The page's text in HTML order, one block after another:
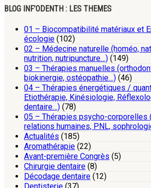
BLOG INF’ODENTH : LES THEMES
01 – Biocompatibilité matériaux et
écologie (102)
02 – Médecine naturelle (homéo,
nutrition, nutripuncture…) (149)
03 – Thérapies manuelles
biokinergie, ostéopathie…) (46)
04 – Thérapies énergétiques /
Etiothérapie, Kinésiologie,
dentaire…) (78)
05 – Thérapies psycho-corporelles
relations humaines, PNL,
Actualités (185)
Aromathérapie (22)
Avant-première Congrès (5)
Chirurgie dentaire (8)
Décodage dentaire (12)
Dentisterie (37)